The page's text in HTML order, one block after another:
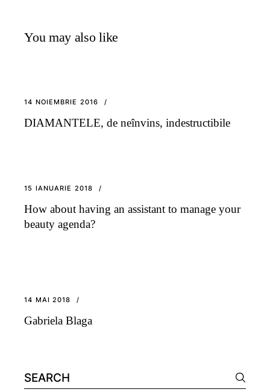
You may also like
14 NOIEMBRIE 2016
DIAMANTELE, de neînvins, indestructibile
15 IANUARIE 2018
How about having an assistant to manage your
beauty agenda?
14 MAI 2018
Gabriela Blaga
Search
for: